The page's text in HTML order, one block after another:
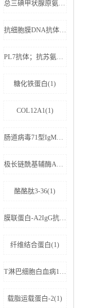
总三碘甲状腺原氨酸（TT3)(1)
抗细胞膜DNA抗体(1)
PL7抗体；抗苏氨酰tRNA合成酶(1)
糖化铁蛋白(1)
COL12A1(1)
肠道病毒71型IgM抗体(1)
极长链酰基辅酶A脱氢酶(1)
酪酪肽3-36(1)
膜联蛋白-A2IgG抗体(1)
纤维结合蛋白(1)
T淋巴细胞白血病1+2型病毒(1)
载脂运载蛋白-2(1)